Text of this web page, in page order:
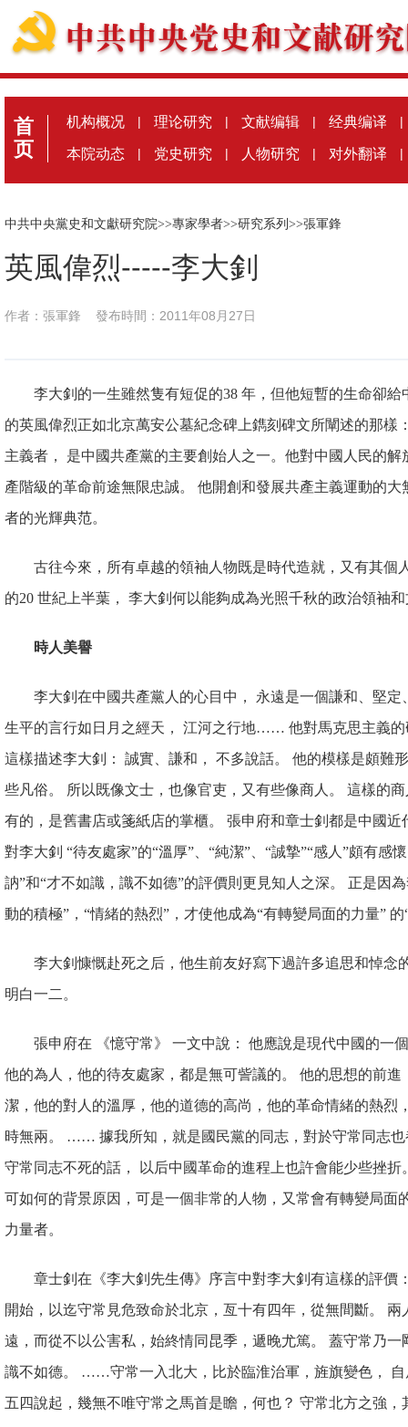
首
页
机构概况 | 理论研究 | 文献编辑 | 经典编译 |
本院动态 | 党史研究 | 人物研究 | 对外翻译 |
中共中央黨史和文獻研究院>>專家學者>>研究系列 >>張軍鋒
英風偉烈-----李大釗
作者：張軍鋒 發布時間：2011年08月27日
李大釗的一生雖然隻有短促的38 年，但他短暫的生命卻
的英風偉烈正如北京萬安公墓紀念碑上鐫刻碑文所闡述的那樣
主義者， 是中國共產黨的主要創始人之一。他對中國人民的
產階級的革命前途無限忠誠。 他開創和發展共產主義運動的
者的光輝典范。
古往今來，所有卓越的領袖人物既是時代造就，又有其個
的20 世紀上半葉， 李大釗何以能夠成為光照千秋的政治領袖
時人美譽
李大釗在中國共產黨人的心目中， 永遠是一個謙和、堅
生平的言行如日月之經天， 江河之行地…… 他對馬克思主義
這樣描述李大釗： 誠實、謙和， 不多說話。 他的模樣是頗難
些凡俗。 所以既像文士，也像官吏，又有些像商人。 這樣的
有的，是舊書店或箋紙店的掌櫃。 張申府和章士釗都是中國近
對李大釗 “待友處家”的“溫厚”、“純潔”、“誠摯”“感人”頗有感
訥”和“才不如識，識不如德”的評價則更見知人之深。 正是因
動的積極”，“情緒的熱烈”，才使他成為“有轉變局面的力量”
李大釗慷慨赴死之后，他生前友好寫下過許多追思和悼念
明白一二。
張申府在 《憶守常》 一文中說： 他應說是現代中國的一
他的為人，他的待友處家，都是無可訾議的。 他的思想的前
潔，他的對人的溫厚，他的道德的高尚，他的革命情緒的熱烈
時無兩。 …… 據我所知，就是國民黨的同志，對於守常同志
守常同志不死的話， 以后中國革命的進程上也許會能少些挫
可如何的背景原因，可是一個非常的人物，又常會有轉變局面
力量者。
章士釗在《李大釗先生傳》序言中對李大釗有這樣的評價
開始，以迄守常見危致命於北京，亙十有四年，從無間斷。
遠，而從不以公害私，始終情同昆季，遞晚尤篤。 蓋守常乃
識不如德。 ……守常一入北大，比於臨淮治軍，旌旗變色，
五四說起，幾無不唯守常之馬首是瞻，何也？ 守常北方之強，